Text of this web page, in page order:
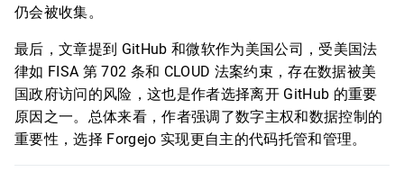
仍会被收集。
最后，文章提到 GitHub 和微软作为美国公司，受美国法
律如 FISA 第 702 条和 CLOUD 法案约束，存在数据被美
国政府访问的风险，这也是作者选择离开 GitHub 的重要
原因之一。总体来看，作者强调了数字主权和数据控制的
重要性，选择 Forgejo 实现更自主的代码托管和管理。